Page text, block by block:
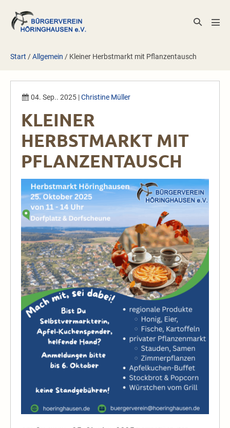
Inhalt
springen
Suche-
Start /Allgemein / Kleiner Herbstmarkt mit Pflanzentausch
04. Sep.. 2025 |Christine Müller
KLEINER
HERBSTMARKT MIT
PFLANZENTAUSCH